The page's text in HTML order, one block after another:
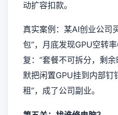
动扩容扣款。
真实案例：某AI创业公司
包”，月底发现GPU空转
复：“套餐不可拆分，剩
默把闲置GPU挂到内部
租”，成了公司副业。